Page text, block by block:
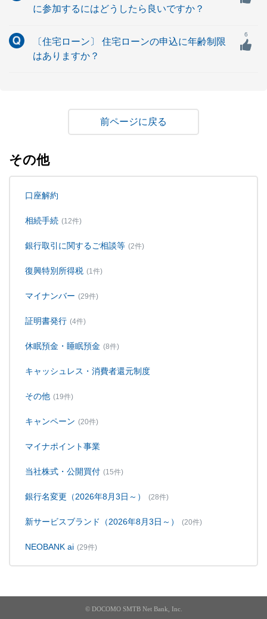
に参加するにはどうしたら良いですか？
〔住宅ローン〕 住宅ローンの申込に年齢制限
はありますか？
6
戻る
その他
口座解約
相続手続 (12件)
銀行取引に関するご相談等 (2件)
復興特別所得税 (1件)
マイナンバー (29件)
証明書発行 (4件)
休眠預金・睡眠預金 (8件)
キャッシュレス・消費者還元制度
その他 (19件)
キャンペーン (20件)
マイナポイント事業
当社株式・公開買付 (15件)
銀行名変更（2026年8月3日～） (28件)
新サービスブランド（2026年8月3日～） (20件)
NEOBANK ai (29件)
© DOCOMO SMTB Net Bank, Inc.